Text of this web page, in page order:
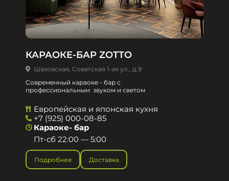
КАРАОКЕ-БАР ZOTTO
Шаховская, Советская 1-ая ул., д.9
Современный караоке - бар с
профессиональным звуком и светом
Европейская и японская кухня
+7 (925) 000-08-85
Караоке- бар
Пт-сб 22:00 — 5:00
Подробнее Доставка